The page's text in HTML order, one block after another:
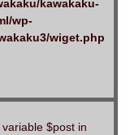
kawakaku-
wp-
wiget.php
$post in